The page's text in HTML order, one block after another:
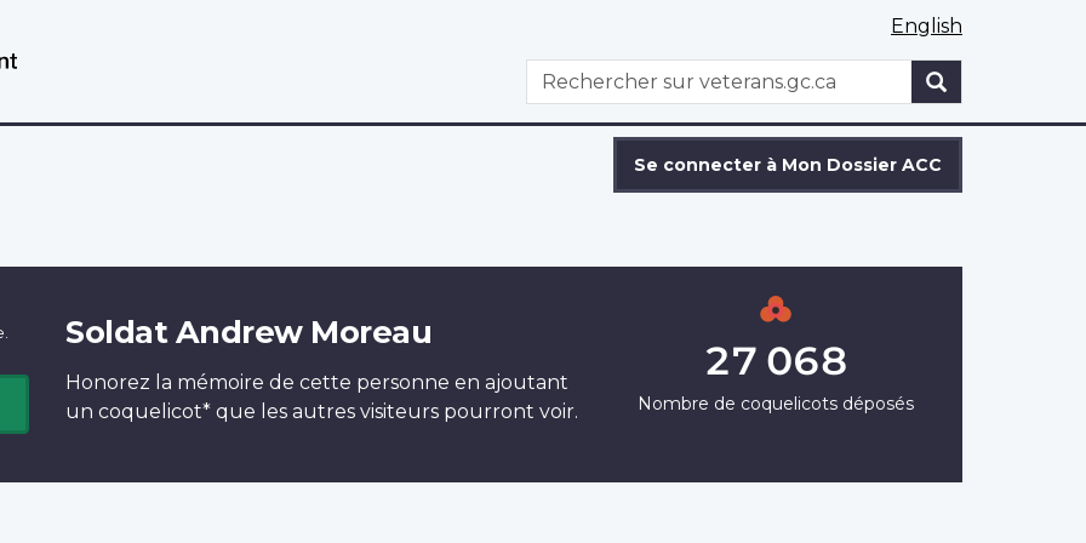
English
WxT
Search
Rechercher
Se connecter à Mon Dossier ACC
Soldat Andrew Moreau
Honorez la mémoire de cette personne en ajoutant
un coquelicot* que les autres visiteurs pourront voir.
27 068
Nombre de coquelicots déposés